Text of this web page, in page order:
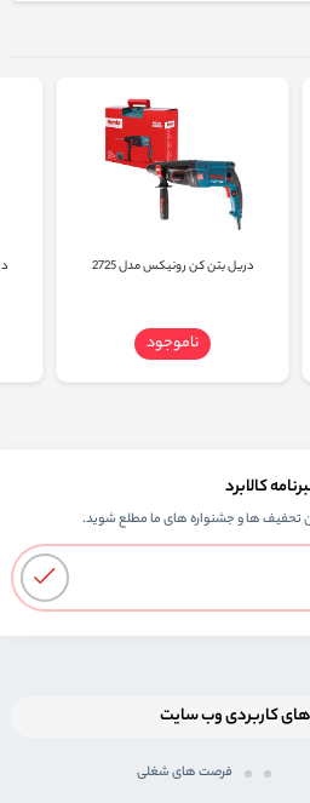
دریل بتن کن رونیکس مدل 2725
ناموجود
کالابرد
تحفیف ها و جشنواره های ما مطلع شوید.
کاربردی وب سایت
فرصت های شغلی